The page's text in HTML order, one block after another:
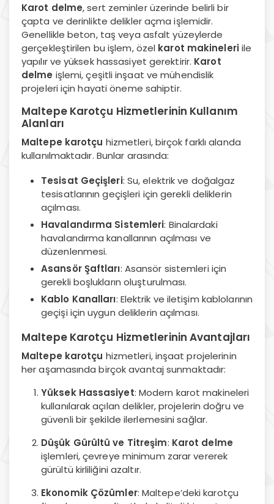
Karot delme, sert zeminler üzerinde belirli bir
çapta ve derinlikte delikler açma işlemidir.
Genellikle beton, taş veya asfalt yüzeylerde
gerçekleştirilen bu işlem, özel karot makineleriile
yapılır ve yüksek hassasiyet gerektirir. Karot
delme işlemi, çeşitli inşaat ve mühendislik
projeleri için hayati öneme sahiptir.
Maltepe Karotçu Hizmetlerinin Kullanım
Alanları
Maltepe karotçu hizmetleri, birçok farklı alanda
kullanılmaktadır. Bunlar arasında:
Tesisat Geçişleri: Su, elektrik ve doğalgaz
tesisatlarının geçişleri için gerekli deliklerin
açılması.
Havalandırma Sistemleri: Binalardaki
havalandırma kanallarının açılması ve
düzenlenmesi.
Asansör Şaftları: Asansör sistemleri için
gerekli boşlukların oluşturulması.
Kablo Kanalları: Elektrik ve iletişim kablolarının
geçişi için uygun deliklerin açılması.
Maltepe Karotçu Hizmetlerinin Avantajları
Maltepe karotçu hizmetleri, inşaat projelerinin
her aşamasında birçok avantaj sunmaktadır:
Yüksek Hassasiyet: Modern karot makineleri
kullanılarak açılan delikler, projelerin doğru ve
güvenli bir şekilde ilerlemesini sağlar.
Düşük Gürültü ve Titreşim: Karot delme
işlemleri, çevreye minimum zarar vererek
gürültü kirliliğini azaltır.
Ekonomik Çözümler: Maltepe’deki karotçu